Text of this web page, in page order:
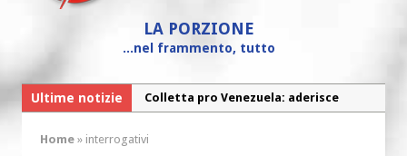
LA PORZIONE
...nel frammento, tutto
Ultime notizie
Colletta pro Venezuela: aderisce
Fine vita: la Chiesa Cattolica inglese si
Home » interrogativi